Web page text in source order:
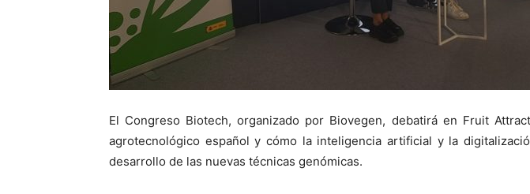
El Congreso Biotech, organizado por Biovegen, debatirá en Fruit
agrotecnológico español y cómo la inteligencia artificial y la
desarrollo de las nuevas técnicas genómicas.